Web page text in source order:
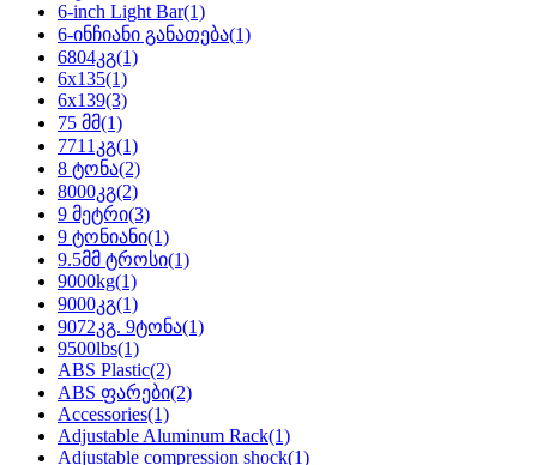
6-inch Light Bar(1)
6-ინჩიანი განათება(1)
6804კგ(1)
6x135(1)
6x139(3)
75 მმ(1)
7711კგ(1)
8 ტონა(2)
8000კგ(2)
9 მეტრი(3)
9 ტონიანი(1)
9.5მმ ტროსი(1)
9000kg(1)
9000კგ(1)
9072კგ. 9ტონა(1)
9500lbs(1)
ABS Plastic(2)
ABS ფარები(2)
Accessories(1)
Adjustable Aluminum Rack(1)
Adjustable compression shock(1)